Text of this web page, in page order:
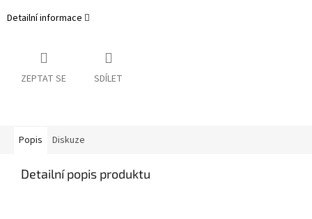
Detailní informace
ZEPTAT SE SDÍLET
Popis Diskuze
Detailní popis produktu